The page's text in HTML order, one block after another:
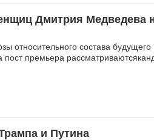
Дмитрия Медведева
относительного состава будущего
пост премьера
и Путина